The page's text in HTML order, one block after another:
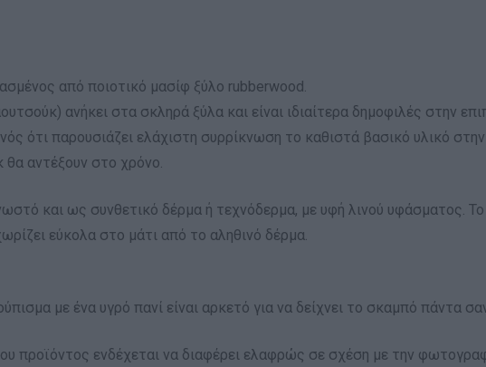
από ποιοτικό μασίφ ξύλο rubberwood.
ανήκει στα σκληρά ξύλα και είναι ιδιαίτερα δημοφιλές στην
ότι παρουσιάζει ελάχιστη συρρίκνωση το καθιστά βασικό υλικό
αντέξουν στο χρόνο.
και ως συνθετικό δέρμα ή τεχνόδερμα, με υφή λινού υφάσματος. Το
εύκολα στο μάτι από το αληθινό δέρμα.
με ένα υγρό πανί είναι αρκετό για να δείχνει το σκαμπό πάντα
προϊόντος ενδέχεται να διαφέρει ελαφρώς σε σχέση με την